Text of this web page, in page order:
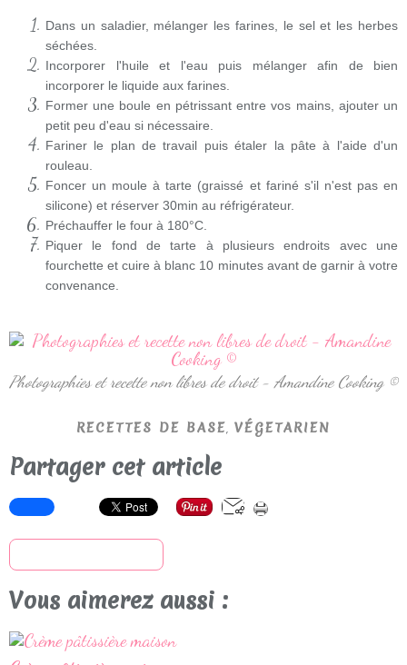
Dans un saladier, mélanger les farines, le sel et les herbes
séchées.
Incorporer l'huile et l'eau puis mélanger afin de bien
incorporer le liquide aux farines.
Former une boule en pétrissant entre vos mains, ajouter un
petit peu d'eau si nécessaire.
Fariner le plan de travail puis étaler la pâte à l'aide d'un
rouleau.
Foncer un moule à tarte (graissé et fariné s'il n'est pas en
silicone) et réserver 30min au réfrigérateur.
Préchauffer le four à 180°C.
Piquer le fond de tarte à plusieurs endroits avec une
fourchette et cuire à blanc 10 minutes avant de garnir à votre
convenance.
Photographies et recette non libres de droit - Amandine Cooking ©
RECETTES DE BASE, VÉGETARIEN
Partager cet article
Vous aimerez aussi :